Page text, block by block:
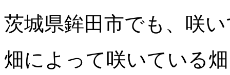
茨城県鉾田市でも、咲
畑によって咲いている